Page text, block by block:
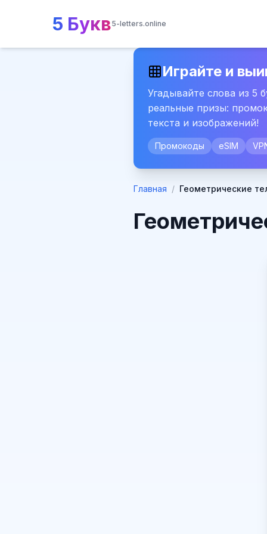
5 Букв5-letters.online
Играйте и
Угадывайте слова из 5
реальные призы:
текста и изображений!
Промокоды eSIM
Главная / Геометрические